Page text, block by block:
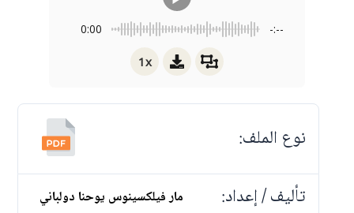
0:00 -:--
1x
نوع الملف:
تأليف / إعداد:
مار فيلكسينوس يوحنا دولباني